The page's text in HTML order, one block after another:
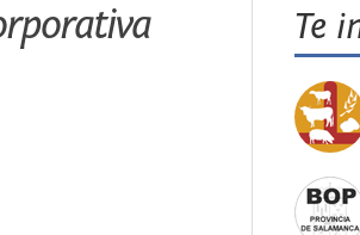
Te